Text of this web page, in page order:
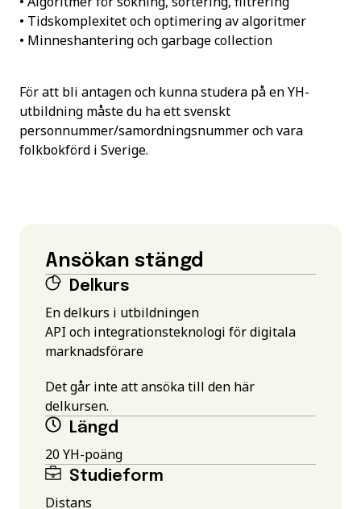
• Tidskomplexitet och optimering av algoritmer
• Minneshantering och garbage collection
För att bli antagen och kunna studera på en YH-
utbildning måste du ha ett svenskt
personnummer/samordningsnummer och vara
folkbokförd i Sverige.
Ansökan stängd
Delkurs
En delkurs i utbildningen
API och integrationsteknologi för digitala
marknadsförare
Det går inte att ansöka till den här
delkursen.
Längd
20 YH-poäng
Studieform
Distans